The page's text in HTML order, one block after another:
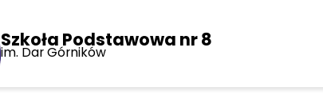
Szkoła Podstawowa nr 8
im. Dar Górników